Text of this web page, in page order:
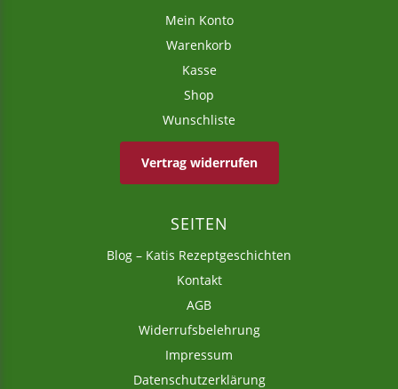
Mein Konto
Warenkorb
Kasse
Shop
Wunschliste
Vertrag widerrufen
SEITEN
Blog – Katis Rezeptgeschichten
Kontakt
AGB
Widerrufsbelehrung
Impressum
Datenschutzerklärung